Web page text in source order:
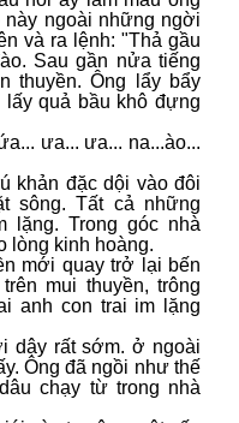
này ngoài những ngời
và ra lệnh: "Thả gầu
Sau gần nửa tiếng
thuyền. Ông lẩy bẩy
quả bầu khô đựng
ưa... ưa... na...ào...
khản đặc dội vào đôi
sông. Tất cả những
lặng. Trong góc nhà
lòng kinh hoàng.
mới quay trở lại bến
mui thuyền, trông
anh con trai im lặng
dậy rất sớm. ở ngoài
Ông đã ngồi như thế
chạy từ trong nhà